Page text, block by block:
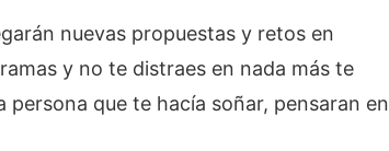
nuevas propuestas y retos en
y no te distraes en nada más te
que te hacía soñar, pensaran en